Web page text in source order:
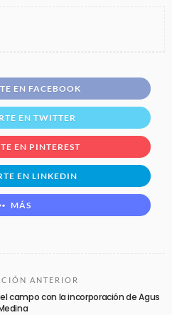
EN FACEBOOK
EN TWITTER
EN PINTEREST
EN LINKEDIN
MÁS
ANTERIOR
campo con la incorporación de Agus